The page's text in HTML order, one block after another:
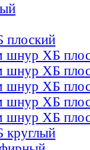
шнур ХБ
шнур ХБ
шнур ХБ
шнур ХБ
шнур ХБ